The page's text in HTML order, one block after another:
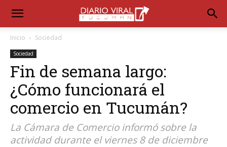
Inicio Sociedad
Sociedad
Fin de semana largo:
¿Cómo funcionará el
comercio en Tucumán?
La Cámara de Comercio informó sobre la
actividad durante el viernes 8 de diciembre